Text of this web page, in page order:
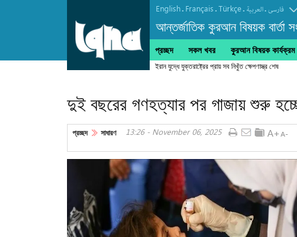
English. Français.Türkçe. العربیة.فارسی
আন্তর্জাতিক কুরআন বিষয়ক বার্তা
প্রচ্ছদ সকল খবর কুরআন বিষয়ক কার্যক্রম
দুই বছরের গণহত্যার পর গাজায় শুরু
প্রচ্ছদ সাধারণ 13:26 - November 06, 2025